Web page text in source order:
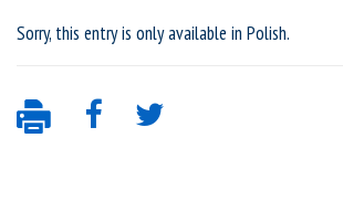
Sorry, this entry is only available in Polish.